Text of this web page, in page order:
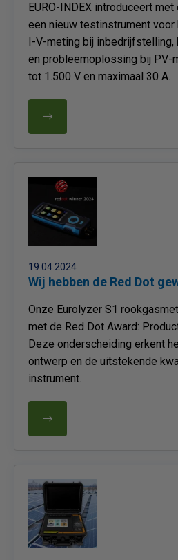
EURO-INDEX introduceert
een nieuw testinstrument voor
I-V-meting bij inbedrijfstelling,
en probleemoplossing bij PV-
tot 1.500 V en maximaal 30 A.
19.04.2024
Wij hebben de Red Dot
Onze Eurolyzer S1
met de Red Dot Award:
Deze onderscheiding erkent
ontwerp en de uitstekende
instrument.